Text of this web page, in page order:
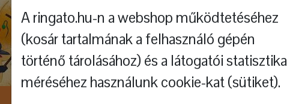
A ringato.hu-n a webshop működtetéséhez
(kosár tartalmának a felhasználó gépén
történő tárolásához) és a látogatói statisztika
méréséhez használunk cookie-kat (sütiket).